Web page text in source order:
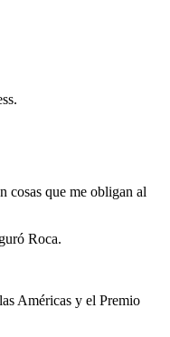
cosas que me obligan al
Roca.
Américas y el Premio